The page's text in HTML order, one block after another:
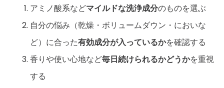
アミノ酸系などマイルドな洗浄成分のものを選ぶ
自分の悩み（乾燥・ボリュームダウン・においな
ど）に合った有効成分が入っているかを確認する
香りや使い心地など毎日続けられるかどうかを重視
する